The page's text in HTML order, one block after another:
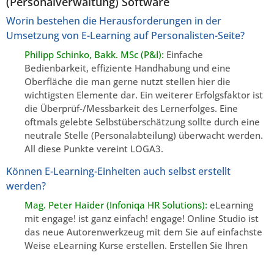
Worin bestehen die Herausforderungen in der
Umsetzung von E-Learning auf Personalisten-Seite?
Philipp Schinko, Bakk. MSc (P&I): Einfache
Bedienbarkeit, effiziente Handhabung und eine
Oberfläche die man gerne nutzt stellen hier die
wichtigsten Elemente dar. Ein weiterer Erfolgsfaktor ist
die Überprüf-/Messbarkeit des Lernerfolges. Eine
oftmals gelebte Selbstüberschätzung sollte durch eine
neutrale Stelle (Personalabteilung) überwacht werden.
All diese Punkte vereint LOGA3.
Können E-Learning-Einheiten auch selbst erstellt
werden?
Mag. Peter Haider (Infoniqa HR Solutions): eLearning
mit engage! ist ganz einfach! engage! Online Studio ist
das neue Autorenwerkzeug mit dem Sie auf einfachste
Weise eLearning Kurse erstellen. Erstellen Sie Ihren